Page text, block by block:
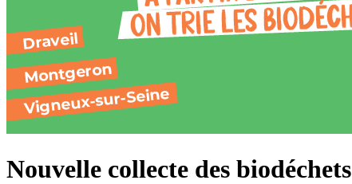
Nouvelle collecte des biodéchets